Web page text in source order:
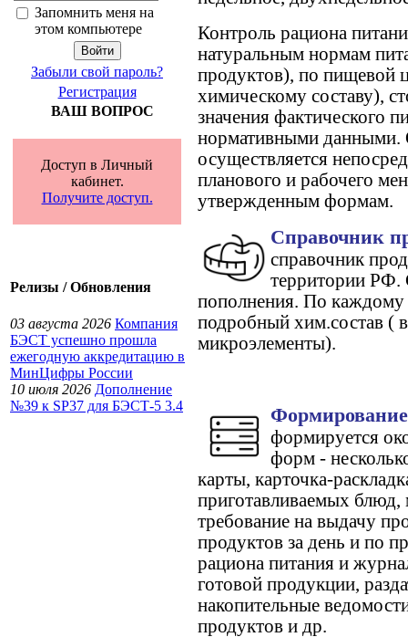
Запомнить меня на
этом компьютере
Забыли свой пароль?
Регистрация
ВАШ ВОПРОС
Доступ в Личный
кабинет.
Получите доступ.
Релизы / Обновления
03 августа 2026 Компания
БЭСТ успешно прошла
ежегодную аккредитацию в
МинЦифры России
10 июля 2026 Дополнение
№39 к SP37 для БЭСТ-5 3.4
Контроль рациона
натуральным нормам
продуктов), по пищевой
химическому составу),
значения фактического
нормативными данными.
осуществляется
планового и рабочего
утвержденным формам.
Справочник
справочник
территории РФ.
пополнения. По каждому
подробный хим.состав (
микроэлементы).
формируется
форм -
карты, карточка-
приготавливаемых
требование на выдачу
продуктов за день и по
рациона питания и
готовой продукции,
накопительные
продуктов и др.